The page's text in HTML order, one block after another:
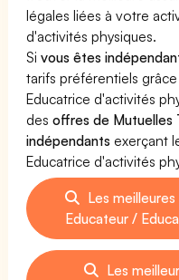
légales liées à votre
d'activités physiques.
Sivous êtes
tarifs préférentiels
Educatrice d'activités
desoffres de Mutuelles
indépendants exerçant
Educatrice d'activités
Les
Educateur /
Les